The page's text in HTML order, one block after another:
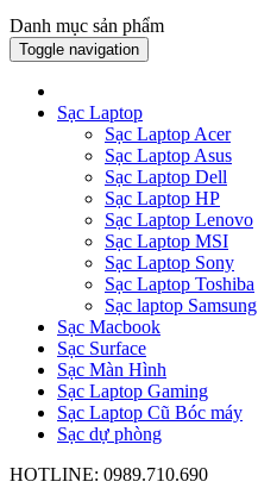
Danh mục sản phẩm
Toggle navigation
Sạc Laptop
Sạc Laptop Acer
Sạc Laptop Asus
Sạc Laptop Dell
Sạc Laptop HP
Sạc Laptop Lenovo
Sạc Laptop MSI
Sạc Laptop Sony
Sạc Laptop Toshiba
Sạc laptop Samsung
Sạc Macbook
Sạc Surface
Sạc Màn Hình
Sạc Laptop Gaming
Sạc Laptop Cũ Bóc máy
Sạc dự phòng
HOTLINE: 0989.710.690